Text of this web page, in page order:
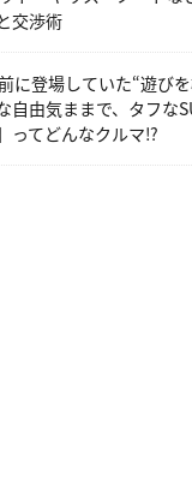
交渉術
に登場していた“遊び
由気ままで、タフな
ってどんなクルマ⁉︎